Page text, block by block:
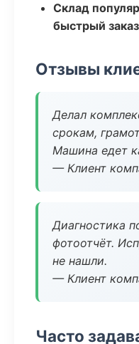
Склад
быстрый
Отзывы
Делал
срокам,
Машина едет
— Клиент
Диагностика
фотоотчёт.
не нашли.
— Клиент
Часто